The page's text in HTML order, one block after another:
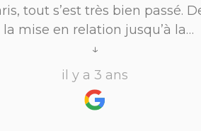
tout s’est très bien passé.
la mise en relation jusqu’à la
Le digital qui fait gagner
beaucoup de temps ne fait pas
l’aspect humain ce qui est
vraiment bien ! Je recommande
↓
il y a 3 ans